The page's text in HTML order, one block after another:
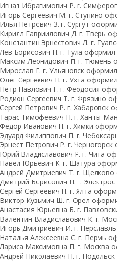
Игнат Ибрагимович Р. г.
Игорь Сергеевич М. г. Ступино
Илья Петрович З. г. Сургут
Кирилл Гавриилович Д. г. Тверь
Константин Эрнестович Л. г.
Лев Борисович Н. г. Тула оформил
Максим Леонидович П. г. Тюмень
Мирослав Г. г. Ульяновск
Олег Сергеевич П. г. Ухта
Петр Павлович Г. г. Феодосия
Родион Сергеевич Т. г. Фрязино
Сергей Петрович Р. г. Хабаровск
Тарас Тимофеевич Н. г. Ханты-
Федор Иванович П. г. Химки
Эдуард Филиппович П. г.
Эрнест Петрович Р. г.
Юрий Владиславович Р. г. Чита
Павел Юрьевич К. г. Шатура
Андрей Дмитриевич Т. г. Щелково
Дмитрий Борисович П. г.
Сергей Сергеевич Н. г. Ялта
Виктор Кузьмич Ш. г. Орел
Анастасия Юрьевна Б. г.
Валентин Владиславович К. г.
Игорь Дмитриевич И. г.
Наталья Алексеевна С. г. Пермь
Лариса Максимовна П. г. Москва
Андрей Николаевич П. г.